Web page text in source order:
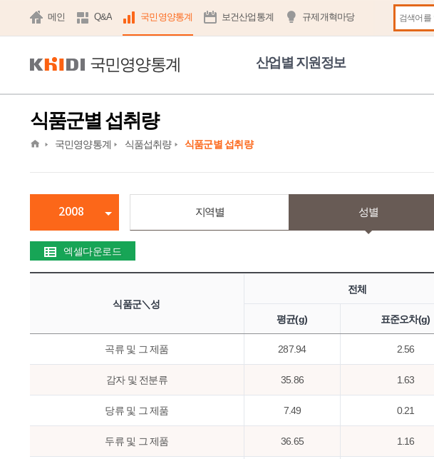
메인 Q&A 국민영양통계 보건산업통계 규제개혁마당
국민영양통계 산업별 지원정보
식품군별 섭취량
home국민영양통계 식품섭취량 식품군별 섭취량
2008 지역별 성별
엑셀다운로드
식품군＼성
전체
평균(g) 표준오차(g)
곡류 및 그 제품 287.94 2.56
감자 및 전분류 35.86 1.63
당류 및 그 제품 7.49 0.21
두류 및 그 제품 36.65 1.16